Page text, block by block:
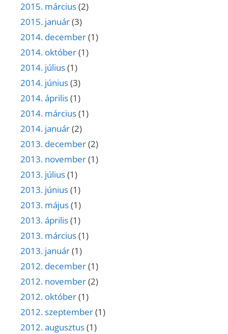
2015. március(2)
2015. január(3)
2014. december(1)
2014. október(1)
2014. július(1)
2014. június(3)
2014. április(1)
2014. március(1)
2014. január(2)
2013. december(2)
2013. november(1)
2013. július(1)
2013. június(1)
2013. május(1)
2013. április(1)
2013. március(1)
2013. január(1)
2012. december(1)
2012. november(2)
2012. október(1)
2012. szeptember(1)
2012. augusztus(1)